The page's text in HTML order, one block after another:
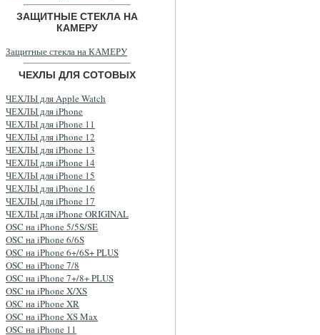
ЗАЩИТНЫЕ СТЕКЛА НА
КАМЕРУ
Защитные стекла на КАМЕРУ
ЧЕХЛЫ ДЛЯ СОТОВЫХ
ЧЕХЛЫ для Apple Watch
ЧЕХЛЫ для iPhone
ЧЕХЛЫ для iPhone 11
ЧЕХЛЫ для iPhone 12
ЧЕХЛЫ для iPhone 13
ЧЕХЛЫ для iPhone 14
ЧЕХЛЫ для iPhone 15
ЧЕХЛЫ для iPhone 16
ЧЕХЛЫ для iPhone 17
ЧЕХЛЫ для iPhone ORIGINAL
OSC на iPhone 5/5S/SE
OSC на iPhone 6/6S
OSC на iPhone 6+/6S+ PLUS
OSC на iPhone 7/8
OSC на iPhone 7+/8+ PLUS
OSC на iPhone X/XS
OSC на iPhone XR
OSC на iPhone XS Max
OSC на iPhone 11